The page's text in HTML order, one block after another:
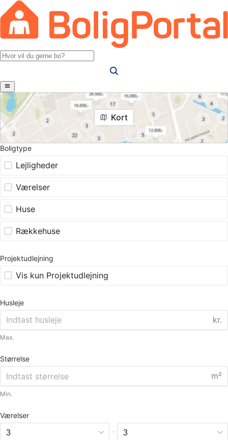
Kort
Boligtype
Lejligheder
Værelser
Huse
Rækkehuse
Projektudlejning
Vis kun Projektudlejning
Husleje
kr.
Max.
Størrelse
m²
Min.
Værelser
-